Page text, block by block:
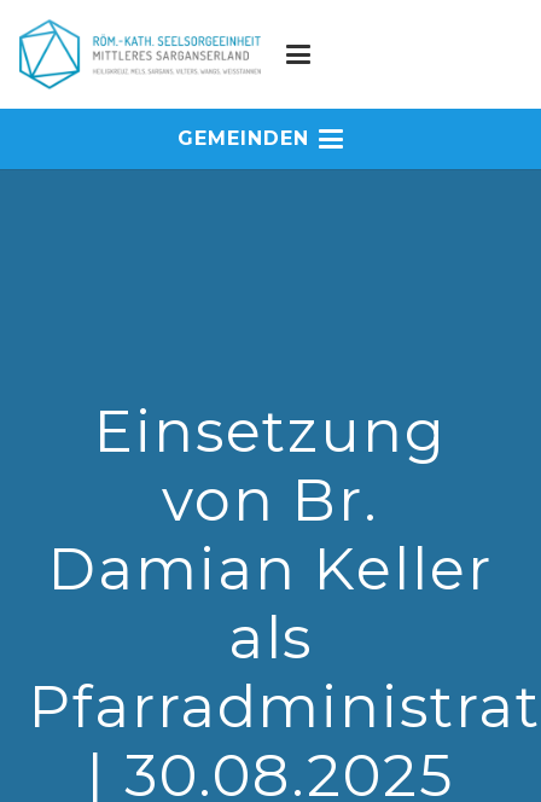
GEMEINDEN
Einsetzung
von Br.
Damian Keller
als
| 30.08.2025